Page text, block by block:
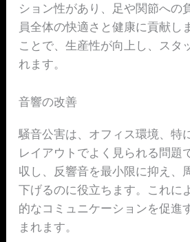
ション性があり、足や関節への
員全体の快適さと健康に貢献し
ことで、生産性が向上し、スタ
れます。
音響の改善
騒音公害は、オフィス環境、特
レイアウトでよく見られる問題
収し、反響音を最小限に抑え、
下げるのに役立ちます。これに
的なコミュニケーションを促進
まれます。